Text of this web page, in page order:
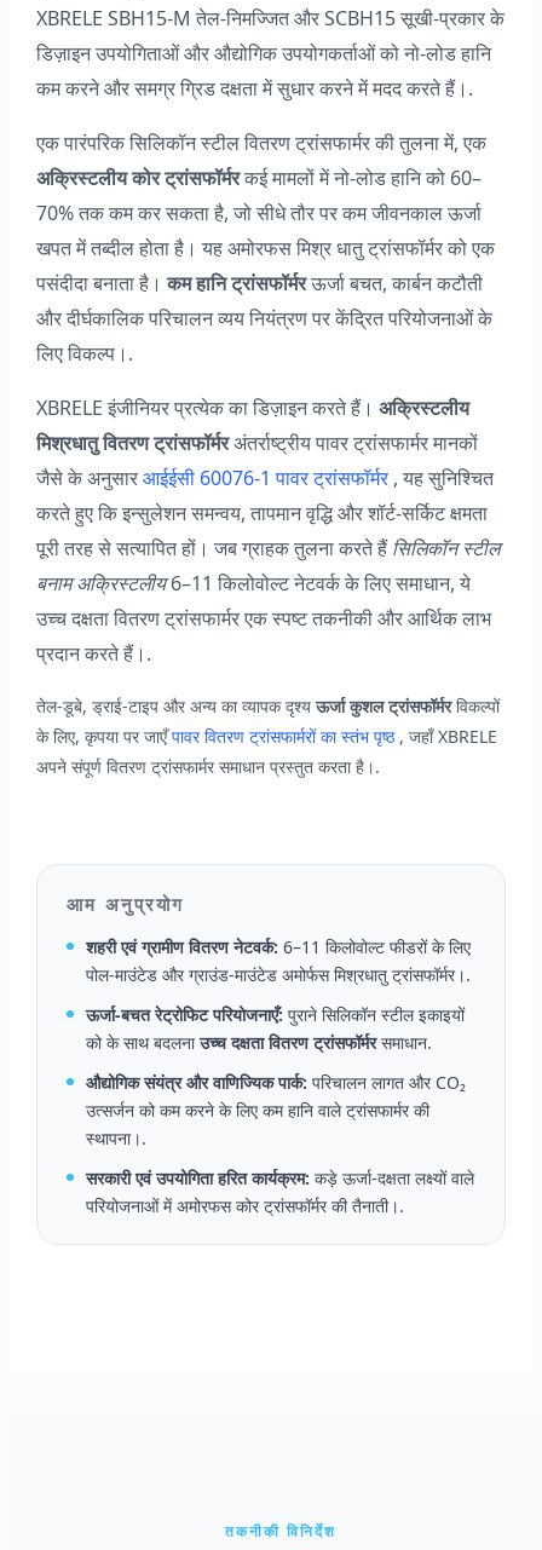
XBRELE SBH15-M तेल-निमज्जित और SCBH15 सूखी-प्रकार के
डिज़ाइन उपयोगिताओं और औद्योगिक उपयोगकर्ताओं को नो-लोड हानि
कम करने और समग्र ग्रिड दक्षता में सुधार करने में मदद करते हैं।.
एक पारंपरिक सिलिकॉन स्टील वितरण ट्रांसफार्मर की तुलना में, एक
अक्रिस्टलीय कोर ट्रांसफॉर्मरकई मामलों में नो-लोड हानि को 60–
70% तक कम कर सकता है, जो सीधे तौर पर कम जीवनकाल ऊर्जा
खपत में तब्दील होता है। यह अमोरफस मिश्र धातु ट्रांसफॉर्मर को एक
पसंदीदा बनाता है।कम हानि ट्रांसफॉर्मरऊर्जा बचत, कार्बन कटौती
और दीर्घकालिक परिचालन व्यय नियंत्रण पर केंद्रित परियोजनाओं के
लिए विकल्प।.
XBRELE इंजीनियर प्रत्येक का डिज़ाइन करते हैं।अक्रिस्टलीय
मिश्रधातु वितरण ट्रांसफॉर्मरअंतर्राष्ट्रीय पावर ट्रांसफार्मर मानकों
जैसे के अनुसारआईईसी 60076-1 पावर ट्रांसफॉर्मर , यह सुनिश्चित
करते हुए कि इन्सुलेशन समन्वय, तापमान वृद्धि और शॉर्ट-सर्किट क्षमता
पूरी तरह से सत्यापित हों। जब ग्राहक तुलना करते हैंसिलिकॉन स्टील
बनाम अक्रिस्टलीय6–11 किलोवोल्ट नेटवर्क के लिए समाधान, ये
उच्च दक्षता वितरण ट्रांसफार्मर एक स्पष्ट तकनीकी और आर्थिक लाभ
प्रदान करते हैं।.
तेल-डूबे, ड्राई-टाइप और अन्य का व्यापक दृश्यऊर्जा कुशल ट्रांसफॉर्मरविकल्पों
के लिए, कृपया पर जाएँपावर वितरण ट्रांसफार्मरों का स्तंभ पृष्ठ , जहाँ XBRELE
अपने संपूर्ण वितरण ट्रांसफार्मर समाधान प्रस्तुत करता है।.
आम अनुप्रयोग
शहरी एवं ग्रामीण वितरण नेटवर्क: 6–11 किलोवोल्ट फीडरों के लिए
पोल-माउंटेड और ग्राउंड-माउंटेड अमोर्फस मिश्रधातु ट्रांसफॉर्मर।.
ऊर्जा-बचत रेट्रोफिट परियोजनाएँ: पुराने सिलिकॉन स्टील इकाइयों
को के साथ बदलनाउच्च दक्षता वितरण ट्रांसफॉर्मरसमाधान.
औद्योगिक संयंत्र और वाणिज्यिक पार्क: परिचालन लागत और CO₂
उत्सर्जन को कम करने के लिए कम हानि वाले ट्रांसफार्मर की
स्थापना।.
सरकारी एवं उपयोगिता हरित कार्यक्रम: कड़े ऊर्जा-दक्षता लक्ष्यों वाले
परियोजनाओं में अमोरफस कोर ट्रांसफॉर्मर की तैनाती।.
तकनीकी विनिर्देश